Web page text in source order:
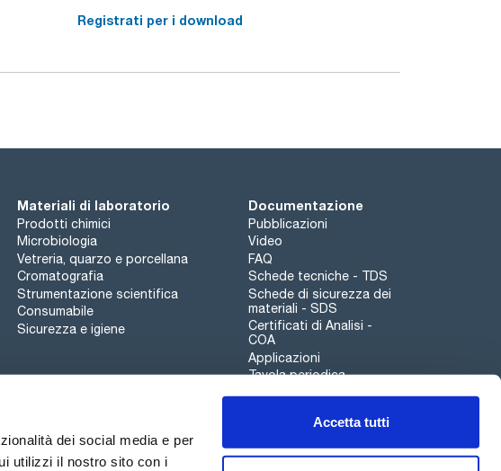
dei social media e per
utilizzi il nostro sito con i
Accetta tutti
Registrati per i download
Materiali di laboratorio
Prodotti chimici
Microbiologia
Vetreria, quarzo e porcellana
Cromatografia
Strumentazione scientifica
Consumabile
Sicurezza e igiene
Documentazione
Pubblicazioni
Video
FAQ
Schede tecniche - TDS
Schede di sicurezza dei
materiali - SDS
Certificati di Analisi -
COA
Applicazioni
Tavola periodica
Canale di segnalazioni